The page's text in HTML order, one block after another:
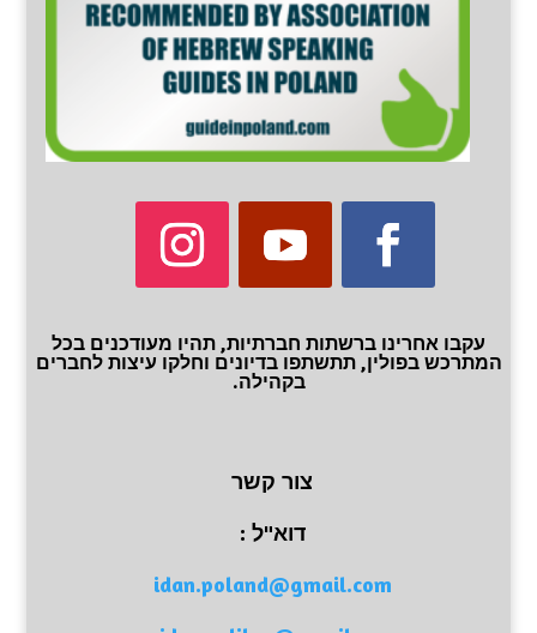
עקבו אחרינו ברשתות חברתיות, תהיו מעודכנים בכל
המתרכש בפולין, תתשתפו בדיונים וחלקו עיצות לחברים
בקהילה.
צור קשר
דוא"ל :
idan.poland@gmail.com